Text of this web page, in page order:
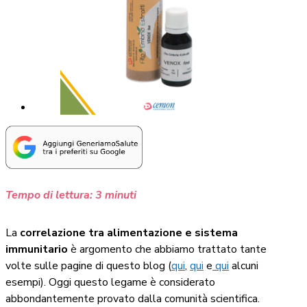
Tempo di lettura:3 minuti
La correlazione tra alimentazione e sistema
immunitario è argomento che abbiamo trattato tante
volte sulle pagine di questo blog (qui, qui e qui alcuni
esempi). Oggi questo legame è considerato
abbondantemente provato dalla comunità scientifica.